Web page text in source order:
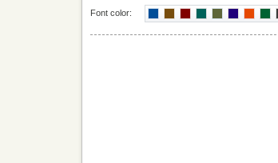
Font color: